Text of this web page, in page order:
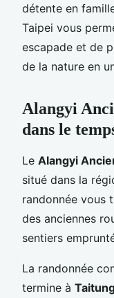
détente en
Taipei vous
escapade et de
de la nature en
Alangyi
dans le
Le Alangyi
situé dans la
randonnée vous
des anciennes
sentiers
La randonnée
termine à